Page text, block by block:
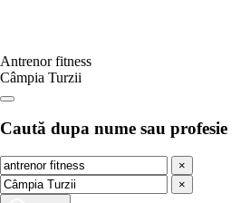
Antrenor fitness
Câmpia Turzii
Caută dupa nume sau profesie
×
×